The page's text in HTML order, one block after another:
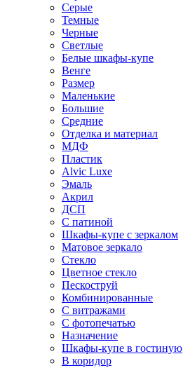
Серые
Темные
Черные
Светлые
Белые шкафы-купе
Венге
Размер
Маленькие
Большие
Средние
Отделка и материал
МДФ
Пластик
Alvic Luxe
Эмаль
Акрил
ДСП
С патиной
Шкафы-купе с зеркалом
Матовое зеркало
Стекло
Цветное стекло
Пескоструй
Комбинированные
С витражами
С фотопечатью
Назначение
Шкафы-купе в гостиную
В коридор